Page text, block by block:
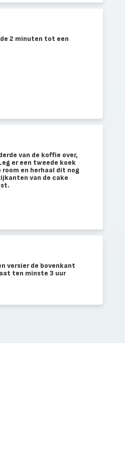
2 minuten tot een
van de koffie over,
er een tweede koek
room en herhaal dit nog
van de cake
versier de bovenkant
ten minste 3 uur